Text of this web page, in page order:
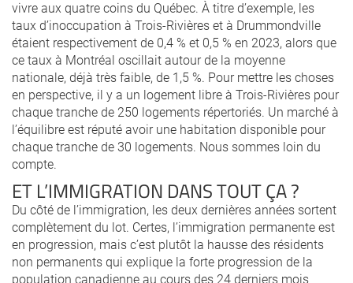
vivre aux quatre coins du Québec. À titre d’exemple, les
taux d’inoccupation à Trois-Rivières et à Drummondville
étaient respectivement de 0,4 % et 0,5 % en 2023, alors que
ce taux à Montréal oscillait autour de la moyenne
nationale, déjà très faible, de 1,5 %. Pour mettre les choses
en perspective, il y a un logement libre à Trois-Rivières pour
chaque tranche de 250 logements répertoriés. Un marché à
l’équilibre est réputé avoir une habitation disponible pour
chaque tranche de 30 logements. Nous sommes loin du
compte.
ET L’IMMIGRATION DANS TOUT ÇA ?
Du côté de l’immigration, les deux dernières années sortent
complètement du lot. Certes, l’immigration permanente est
en progression, mais c’est plutôt la hausse des résidents
non permanents qui explique la forte progression de la
population canadienne au cours des 24 derniers mois